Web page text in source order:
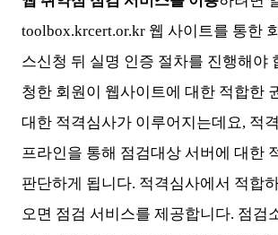
toolbox.krcert.or.kr 웹 사이트를 통한
스신청 뒤 실명 인증 절차를 진행해야
청한 회원이 웹사이트에 대한 적합한
대한 적격심사가 이루어지는데요, 적
프라인을 통해 점검대상 서버에 대한
판단하게 됩니다. 적격심사에서 적합
오면 점검 서비스를 제공합니다. 점검